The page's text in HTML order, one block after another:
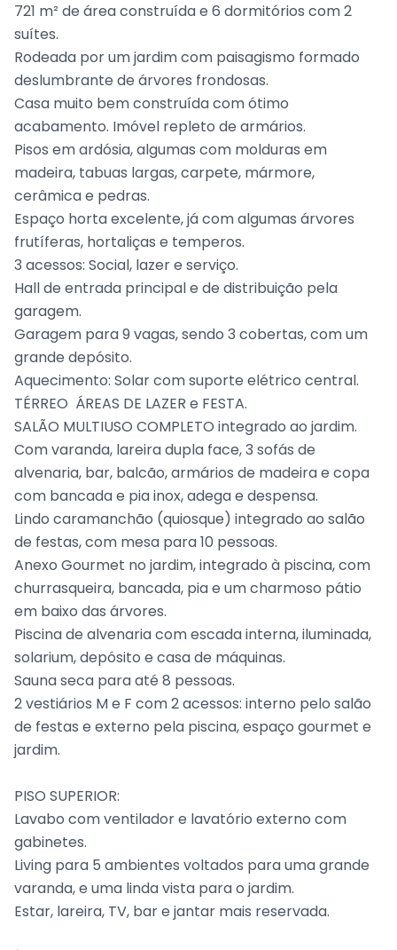
721 m² de área construída e 6 dormitórios com 2
suítes.
Rodeada por um jardim com paisagismo formado
deslumbrante de árvores frondosas.
Casa muito bem construída com ótimo
acabamento. Imóvel repleto de armários.
Pisos em ardósia, algumas com molduras em
madeira, tabuas largas, carpete, mármore,
cerâmica e pedras.
Espaço horta excelente, já com algumas árvores
frutíferas, hortaliças e temperos.
3 acessos: Social, lazer e serviço.
Hall de entrada principal e de distribuição pela
garagem.
Garagem para 9 vagas, sendo 3 cobertas, com um
grande depósito.
Aquecimento: Solar com suporte elétrico central.
TÉRREO  ÁREAS DE LAZER e FESTA.
SALÃO MULTIUSO COMPLETO integrado ao jardim.
Com varanda, lareira dupla face, 3 sofás de
alvenaria, bar, balcão, armários de madeira e copa
com bancada e pia inox, adega e despensa.
Lindo caramanchão (quiosque) integrado ao salão
de festas, com mesa para 10 pessoas.
Anexo Gourmet no jardim, integrado à piscina, com
churrasqueira, bancada, pia e um charmoso pátio
em baixo das árvores.
Piscina de alvenaria com escada interna, iluminada,
solarium, depósito e casa de máquinas.
Sauna seca para até 8 pessoas.
2 vestiários M e F com 2 acessos: interno pelo salão
de festas e externo pela piscina, espaço gourmet e
jardim.
PISO SUPERIOR:
Lavabo com ventilador e lavatório externo com
gabinetes.
Living para 5 ambientes voltados para uma grande
varanda, e uma linda vista para o jardim.
Estar, lareira, TV, bar e jantar mais reservada.